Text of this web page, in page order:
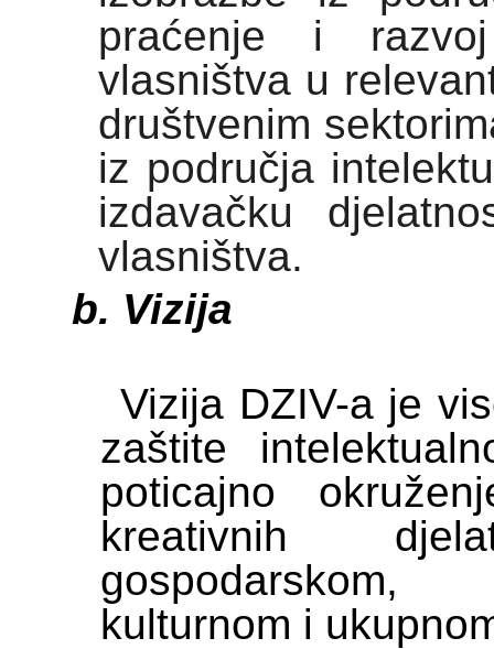
praćenje i
vlasništva u
društvenim
iz područja
izdavačku
vlasništva.
Vizija
Vizija DZIV-a je
zaštite
poticajno
kreativnih
gospodarskom,
kulturnom i